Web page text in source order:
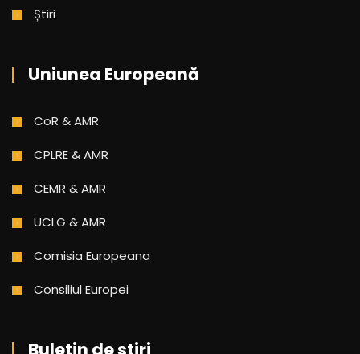
Știri
Uniunea Europeană
CoR & AMR
CPLRE & AMR
CEMR & AMR
UCLG & AMR
Comisia Europeana
Consiliul Europei